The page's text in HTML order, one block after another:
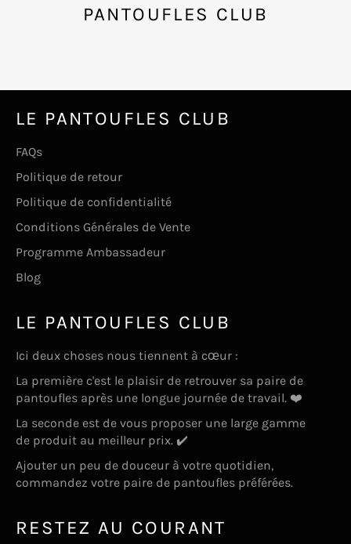
PANTOUFLES CLUB
LE PANTOUFLES CLUB
FAQs
Politique de retour
Politique de confidentialité
Conditions Générales de Vente
Programme Ambassadeur
Blog
LE PANTOUFLES CLUB
Ici deux choses nous tiennent à cœur :
La première c'est le plaisir de retrouver sa paire de
pantoufles après une longue journée de travail. ❤️
La seconde est de vous proposer une large gamme
de produit au meilleur prix. ✔️
Ajouter un peu de douceur à votre quotidien,
commandez votre paire de pantoufles préférées.
RESTEZ AU COURANT